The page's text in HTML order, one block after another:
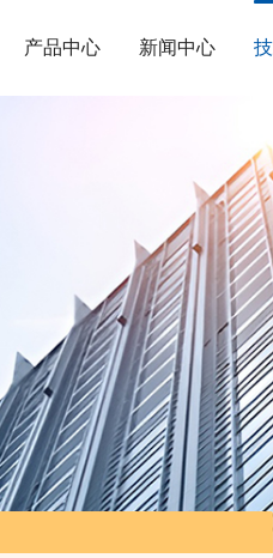
产品中心 新闻中心